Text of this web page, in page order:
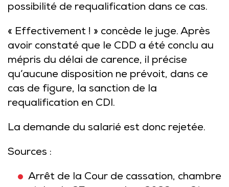
possibilité de requalification dans ce cas.
« Effectivement ! » concède le juge. Après
avoir constaté que le CDD a été conclu au
mépris du délai de carence, il précise
qu’aucune disposition ne prévoit, dans ce
cas de figure, la sanction de la
requalification en CDI.
La demande du salarié est donc rejetée.
Sources :
Arrêt de la Cour de cassation, chambre